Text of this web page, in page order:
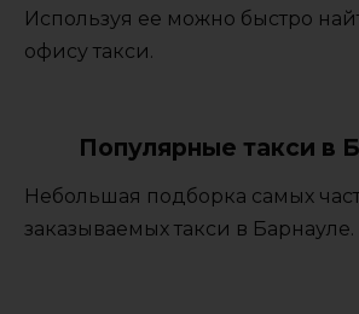
Используя ее можно быстро
офису такси.
Популярные такси в
Небольшая подборка самых
заказываемых такси в Барнауле.